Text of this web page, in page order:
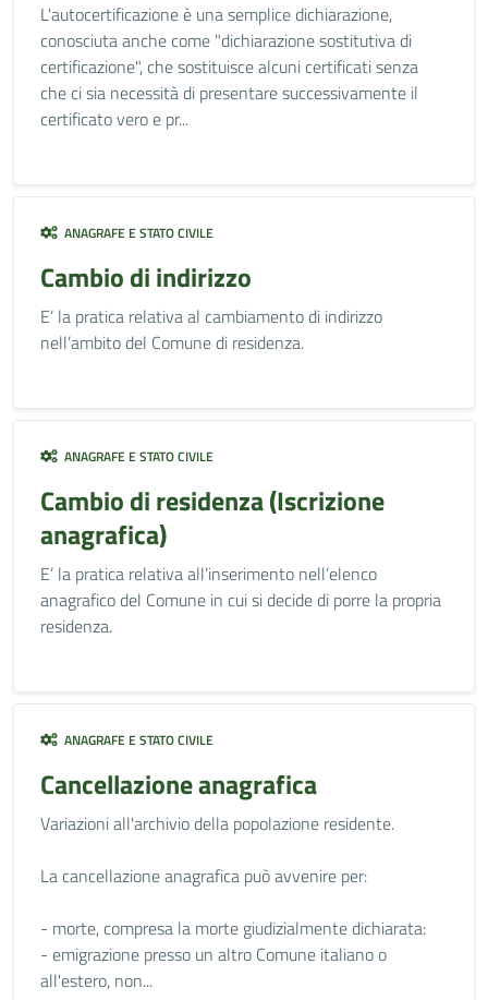
L'autocertificazione è una semplice dichiarazione,
conosciuta anche come "dichiarazione sostitutiva di
certificazione", che sostituisce alcuni certificati senza
che ci sia necessità di presentare successivamente il
certificato vero e pr...
ANAGRAFE E STATO CIVILE
Cambio di indirizzo
E’ la pratica relativa al cambiamento di indirizzo
nell’ambito del Comune di residenza.
ANAGRAFE E STATO CIVILE
Cambio di residenza (Iscrizione
anagrafica)
E’ la pratica relativa all’inserimento nell’elenco
anagrafico del Comune in cui si decide di porre la propria
residenza.
ANAGRAFE E STATO CIVILE
Cancellazione anagrafica
Variazioni all'archivio della popolazione residente.
La cancellazione anagrafica può avvenire per:
- morte, compresa la morte giudizialmente dichiarata:
- emigrazione presso un altro Comune italiano o
all'estero, non...